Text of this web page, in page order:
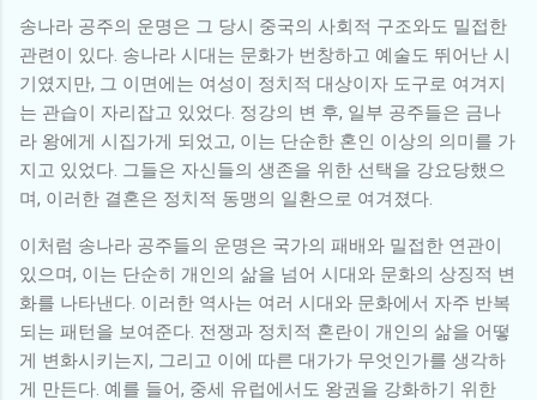
송나라 공주의 운명은 그 당시 중국의 사회적 구조와도 밀접한
관련이 있다. 송나라 시대는 문화가 번창하고 예술도 뛰어난 시
기였지만, 그 이면에는 여성이 정치적 대상이자 도구로 여겨지
는 관습이 자리잡고 있었다. 정강의 변 후, 일부 공주들은 금나
라 왕에게 시집가게 되었고, 이는 단순한 혼인 이상의 의미를 가
지고 있었다. 그들은 자신들의 생존을 위한 선택을 강요당했으
며, 이러한 결혼은 정치적 동맹의 일환으로 여겨졌다.
이처럼 송나라 공주들의 운명은 국가의 패배와 밀접한 연관이
있으며, 이는 단순히 개인의 삶을 넘어 시대와 문화의 상징적 변
화를 나타낸다. 이러한 역사는 여러 시대와 문화에서 자주 반복
되는 패턴을 보여준다. 전쟁과 정치적 혼란이 개인의 삶을 어떻
게 변화시키는지, 그리고 이에 따른 대가가 무엇인가를 생각하
게 만든다. 예를 들어, 중세 유럽에서도 왕권을 강화하기 위한